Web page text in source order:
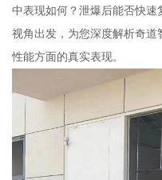
中表现如何？泄爆后能否快速
视角出发，为您深度解析奇
性能方面的真实表现。